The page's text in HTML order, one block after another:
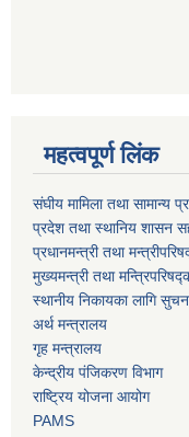
महत्वपूर्ण लिंक
संघीय मामिला तथा सामान्य
प्रदेश तथा स्थानिय शासन
प्रधानमन्त्री तथा
मुख्यमन्त्री तथा
स्थानीय निकायका लागि
अर्थ मन्त्रालय
गृह मन्त्रालय
केन्द्रीय पंजिकरण विभाग
राष्ट्रिय योजना आयोग
PAMS